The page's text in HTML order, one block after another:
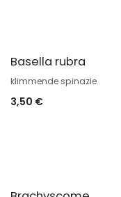
Basella rubra
klimmende spinazie
3,50 €